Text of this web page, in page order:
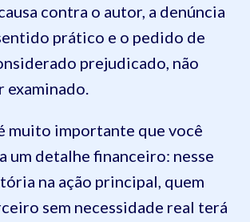
contra o autor, a denúncia
prático e o pedido de
prejudicado, não
examinado.
muito importante que você
um detalhe financeiro: nesse
na ação principal, quem
sem necessidade real terá